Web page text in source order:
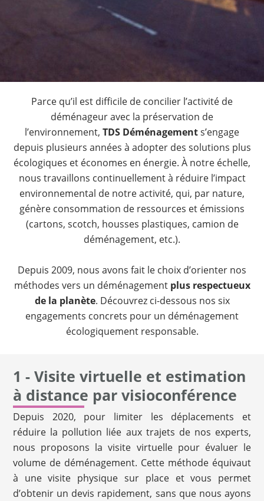
Parce qu’il est difficile de concilier l’activité de
déménageur avec la préservation de
l’environnement, TDS Déménagements’engage
depuis plusieurs années à adopter des solutions plus
écologiques et économes en énergie. À notre échelle,
nous travaillons continuellement à réduire l’impact
environnemental de notre activité, qui, par nature,
génère consommation de ressources et émissions
(cartons, scotch, housses plastiques, camion de
déménagement, etc.).
Depuis 2009, nous avons fait le choix d’orienter nos
méthodes vers un déménagement plus respectueux
de la planète. Découvrez ci-dessous nos six
engagements concrets pour un déménagement
écologiquement responsable.
1 - Visite virtuelle et estimation
à distance par visioconférence
Depuis 2020, pour limiter les déplacements et
réduire la pollution liée aux trajets de nos experts,
nous proposons la visite virtuelle pour évaluer le
volume de déménagement. Cette méthode équivaut
à une visite physique sur place et vous permet
d’obtenir un devis rapidement, sans que nous ayons